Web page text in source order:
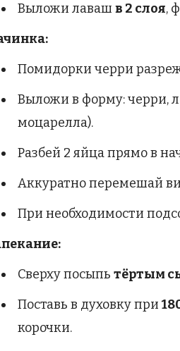
Выложи лаваш в 2 слоя,
Помидорки черри
Выложи в форму: черри,
моцарелла).
Разбей 2 яйца прямо в
Аккуратно перемешай
При необходимости
Сверху посыпь тёртым
Поставь в духовку при
корочки.